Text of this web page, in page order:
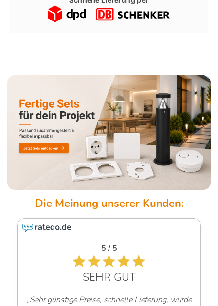
4.6 / 5
SEHR GUT
„Sehr freundliche Mitarbeiter!“